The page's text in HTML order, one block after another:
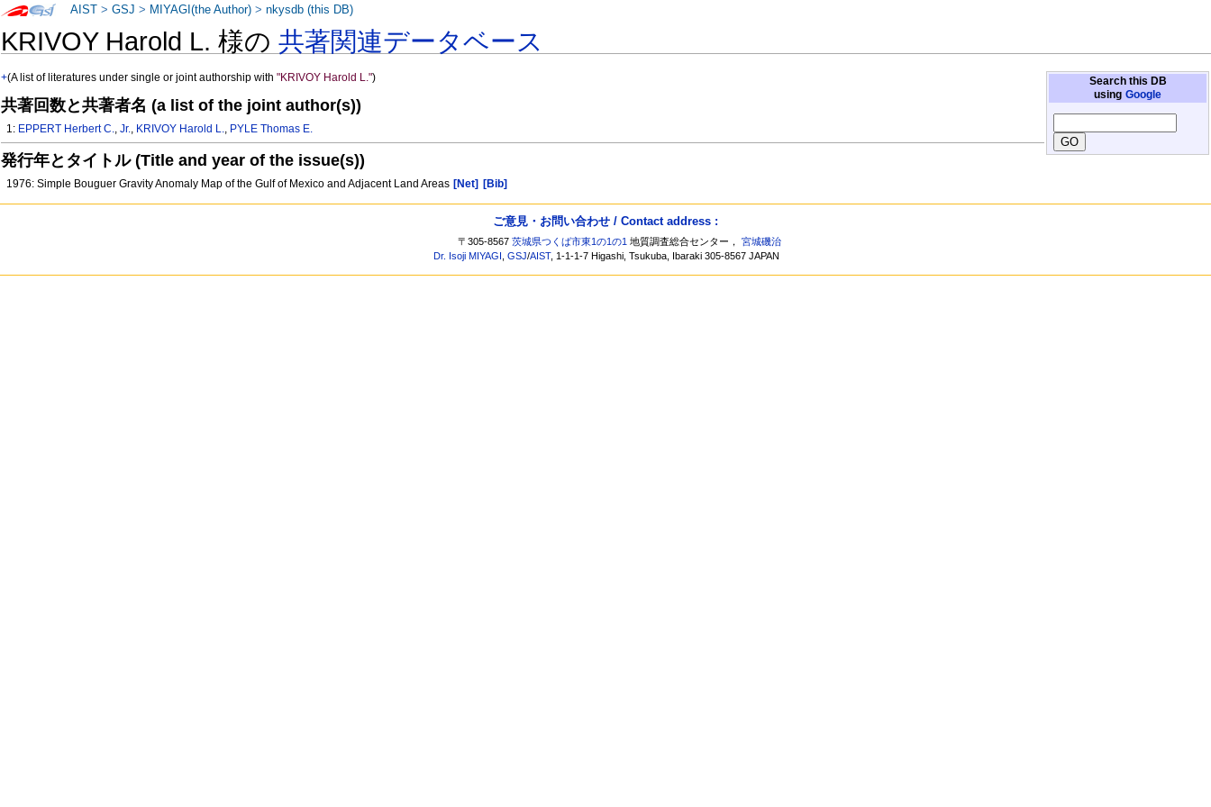
KRIVOY Harold L. 様の共著関連データベース
Search this DB
using Google
+(A list of literatures under single or joint authorship with"KRIVOY Harold L.")
共著回数と共著者名 (a list of the joint author(s))
1: EPPERT Herbert C.,Jr., KRIVOY Harold L., PYLE Thomas E.
発行年とタイトル (Title and year of the issue(s))
1976: Simple Bouguer Gravity Anomaly Map of the Gulf of Mexico and Adjacent Land Areas [Net] [Bib]
AIST >GSJ > MIYAGI(the Author) >nkysdb (this DB)
ご意見・お問い合わせ / Contact address :
〒305-8567茨城県つくば市東1の1の1 地質調査総合センター，宮城磯治
Dr. Isoji MIYAGI ,GSJ/AIST, 1-1-1-7 Higashi, Tsukuba, Ibaraki 305-8567 JAPAN